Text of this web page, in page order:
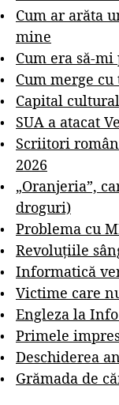
Cum ar arăta
mine
Cum era să-
Cum merge
Capital
SUA a atacat
Scriitori
2026
„Oranjeria”,
droguri)
Problema cu
Revoluțiile
Informatică
Victime care
Engleza la
Primele
Deschiderea
Grămada de